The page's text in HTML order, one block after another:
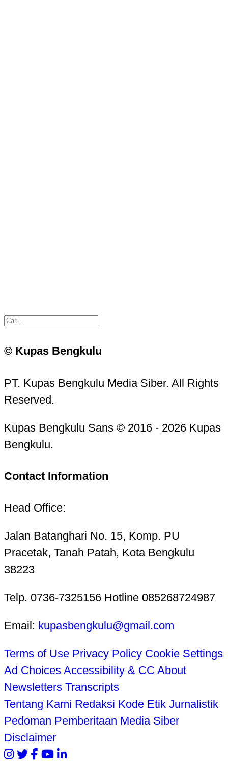
© Kupas Bengkulu
PT. Kupas Bengkulu Media Siber. All Rights
Reserved.
Kupas Bengkulu Sans © 2016 - 2026 Kupas
Bengkulu.
Contact Information
Head Office:
Jalan Batanghari No. 15, Komp. PU
Pracetak, Tanah Patah, Kota Bengkulu
38223
Telp. 0736-7325156 Hotline 085268724987
Email: kupasbengkulu@gmail.com
Terms of Use Privacy Policy Cookie Settings
Ad Choices Accessibility & CC About
Newsletters Transcripts
Tentang Kami Redaksi Kode Etik Jurnalistik
Pedoman Pemberitaan Media Siber
Disclaimer